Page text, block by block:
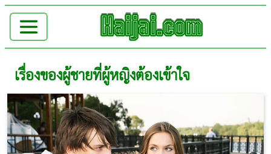
เรื่องของผู้ชายที่ผู้หญิงต้องเข้าใจ